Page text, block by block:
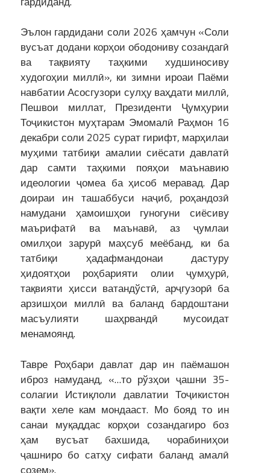
Эълон гардидани соли 2026 ҳамчун «Соли
вусъат додани корҳои ободониву созандагӣ
ва тақвияту таҳкими худшиносиву
худогоҳии миллӣ», ки зимни ироаи Паёми
навбатии Асосгузори сулҳу ваҳдати миллӣ,
Пешвои миллат, Президенти Ҷумҳурии
Тоҷикистон муҳтарам Эмомалӣ Раҳмон 16
декабри соли 2025 сурат гирифт, марҳилаи
муҳими татбиқи амалии сиёсати давлатӣ
дар самти таҳкими пояҳои маънавию
идеологии ҷомеа ба ҳисоб меравад. Дар
доираи ин ташаббуси наҷиб, роҳандозӣ
намудани ҳамоишҳои гуногуни сиёсиву
маърифатӣ ва маънавӣ, аз ҷумлаи
омилҳои зарурӣ маҳсуб меёбанд, ки ба
татбиқи ҳадафмандонаи дастуру
ҳидоятҳои роҳбарияти олии ҷумҳурӣ,
тақвияти ҳисси ватандўстӣ, арҷгузорӣ ба
арзишҳои миллӣ ва баланд бардоштани
масъулияти шаҳрвандӣ мусоидат
менамоянд.
Тавре Роҳбари давлат дар ин паёмашон
иброз намуданд, «…то рўзҳои ҷашни 35-
солагии Истиқлоли давлатии Тоҷикистон
вақти хеле кам мондааст. Мо бояд то ин
санаи муқаддас корҳои созандагиро боз
ҳам вусъат бахшида, чорабиниҳои
ҷашниро бо сатҳу сифати баланд амалӣ
созем».